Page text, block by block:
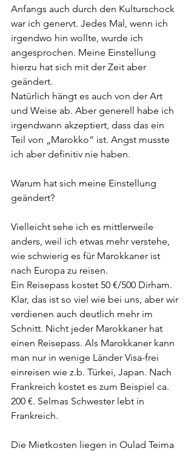
Anfangs auch durch den Kulturschock
war ich genervt. Jedes Mal, wenn ich
irgendwo hin wollte, wurde ich
angesprochen. Meine Einstellung
hierzu hat sich mit der Zeit aber
geändert.
Natürlich hängt es auch von der Art
und Weise ab. Aber generell habe ich
irgendwann akzeptiert, dass das ein
Teil von „Marokko“ ist. Angst musste
ich aber definitiv nie haben.
Warum hat sich meine Einstellung
geändert?
Vielleicht sehe ich es mittlerweile
anders, weil ich etwas mehr verstehe,
wie schwierig es für Marokkaner ist
nach Europa zu reisen.
Ein Reisepass kostet 50 €/500 Dirham.
Klar, das ist so viel wie bei uns, aber wir
verdienen auch deutlich mehr im
Schnitt. Nicht jeder Marokkaner hat
einen Reisepass. Als Marokkaner kann
man nur in wenige Länder Visa-frei
einreisen wie z.b. Türkei, Japan. Nach
Frankreich kostet es zum Beispiel ca.
200 €. Selmas Schwester lebt in
Frankreich.
Die Mietkosten liegen in Oulad Teima